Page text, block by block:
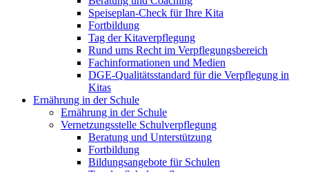
Speiseplan-Check für Ihre Kita
Fortbildung
Tag der Kitaverpflegung
Rund ums Recht im Verpflegungsbereich
Fachinformationen und Medien
DGE-Qualitätsstandard für die Verpflegung in
Kitas
Ernährung in der Schule
Ernährung in der Schule
Vernetzungsstelle Schulverpflegung
Beratung und Unterstützung
Fortbildung
Bildungsangebote für Schulen